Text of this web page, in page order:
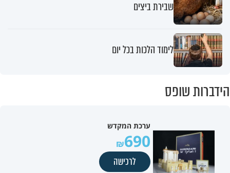
שבירת ביצים
לימוד הלכות בכל יום
הידברות שופס
ערכת המקדש
690
לרכישה